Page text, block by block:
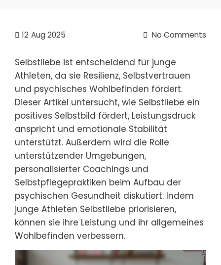
12 Aug 2025 No Comments
Selbstliebe ist entscheidend für junge
Athleten, da sie Resilienz, Selbstvertrauen
und psychisches Wohlbefinden fördert.
Dieser Artikel untersucht, wie Selbstliebe ein
positives Selbstbild fördert, Leistungsdruck
anspricht und emotionale Stabilität
unterstützt. Außerdem wird die Rolle
unterstützender Umgebungen,
personalisierter Coachings und
Selbstpflegepraktiken beim Aufbau der
psychischen Gesundheit diskutiert. Indem
junge Athleten Selbstliebe priorisieren,
können sie ihre Leistung und ihr allgemeines
Wohlbefinden verbessern.